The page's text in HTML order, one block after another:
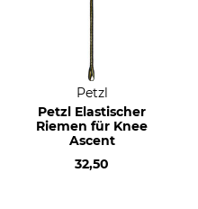
Petzl
Petzl Elastischer
Riemen für Knee
Ascent
32,50